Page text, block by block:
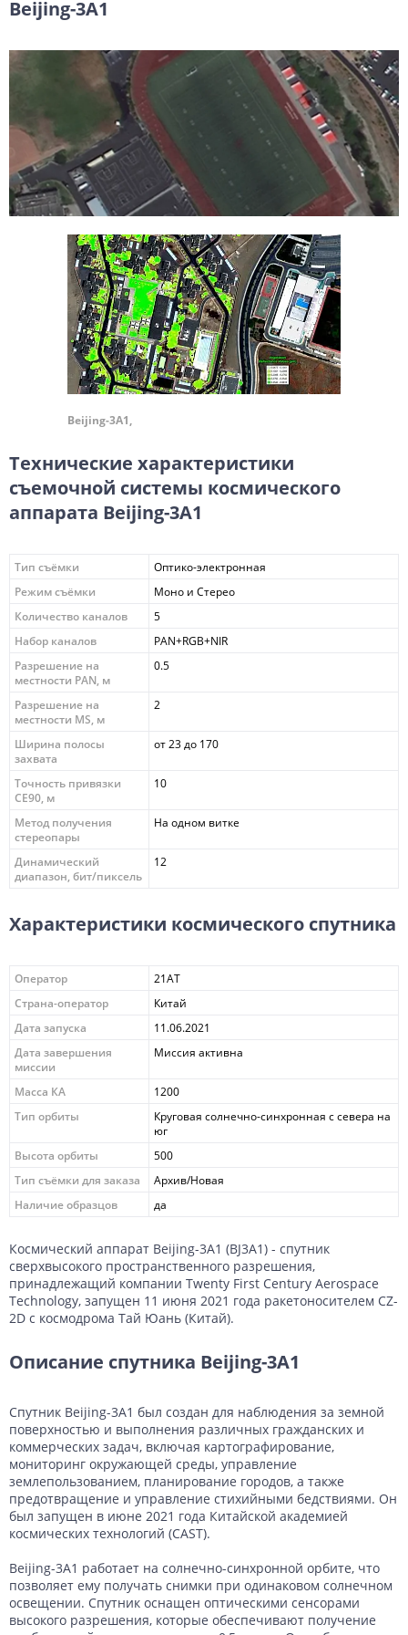
Beijing-3A1
Beijing-3A1,
Технические характеристики
съемочной системы космического
аппарата Beijing-3A1
Тип съёмки
Оптико-электронная
Режим съёмки
Моно и Стерео
Количество каналов
5
Набор каналов
PAN+RGB+NIR
Разрешение на
местности PAN, м
0.5
Разрешение на
местности MS, м
2
Ширина полосы
захвата
от 23 до 170
Точность привязки
CE90, м
10
Метод получения
стереопары
На одном витке
Динамический
диапазон, бит/пиксель
12
Характеристики космического спутника
Оператор
21AT
Страна-оператор
Китай
Дата запуска
11.06.2021
Дата завершения
миссии
Миссия активна
Масса КА
1200
Тип орбиты
Круговая солнечно-синхронная с севера на
юг
Высота орбиты
500
Тип съёмки для заказа
Архив/Новая
Наличие образцов
да
Космический аппарат Beijing-3A1 (BJ3A1) - спутник
сверхвысокого пространственного разрешения,
принадлежащий компании Twenty First Century Aerospace
Technology, запущен 11 июня 2021 года ракетоносителем CZ-
2D с космодрома Тай Юань (Китай).
Описание спутника Beijing-3A1
Спутник Beijing-3A1 был создан для наблюдения за земной
поверхностью и выполнения различных гражданских и
коммерческих задач, включая картографирование,
мониторинг окружающей среды, управление
землепользованием, планирование городов, а также
предотвращение и управление стихийными бедствиями. Он
был запущен в июне 2021 года Китайской академией
космических технологий (CAST).
Beijing-3A1 работает на солнечно-синхронной орбите, что
позволяет ему получать снимки при одинаковом солнечном
освещении. Спутник оснащен оптическими сенсорами
высокого разрешения, которые обеспечивают получение